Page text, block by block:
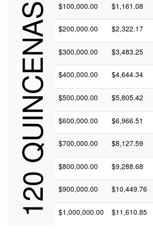
120 QUINCENAS $100,000.00 $1,161.08
$200,000.00 $2,322.17
$300,000.00 $3,483.25
$400,000.00 $4,644.34
$500,000.00 $5,805.42
$600,000.00 $6,966.51
$700,000.00 $8,127.59
$800,000.00 $9,288.68
$900,000.00 $10,449.76
$1,000,000.00 $11,610.85